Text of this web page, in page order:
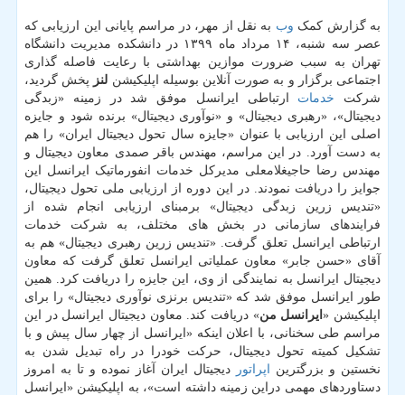
به گزارش کمک وب به نقل از مهر، در مراسم پایانی این ارزیابی که
عصر سه شنبه، ۱۴ مرداد ماه ۱۳۹۹ در دانشکده مدیریت دانشگاه
تهران به سبب ضرورت موازین بهداشتی با رعایت فاصله گذاری
اجتماعی برگزار و به صورت آنلاین بوسیله اپلیکیشن لنز پخش گردید،
شرکت خدمات ارتباطی ایرانسل موفق شد در زمینه «زبدگی
دیجیتال»، «رهبری دیجیتال» و «نوآوری دیجیتال» برنده شود و جایزه
اصلی این ارزیابی با عنوان «جایزه سال تحول دیجیتال ایران» را هم
به دست آورد. در این مراسم، مهندس باقر صمدی معاون دیجیتال و
مهندس رضا حاجی‎غلامعلی مدیرکل خدمات انفورماتیک ایرانسل این
جوایز را دریافت نمودند. در این دوره از ارزیابی ملی تحول دیجیتال،
«تندیس زرین زبدگی دیجیتال» برمبنای ارزیابی انجام شده از
فرایندهای سازمانی در بخش های مختلف، به شرکت خدمات
ارتباطی ایرانسل تعلق گرفت. «تندیس زرین رهبری دیجیتال» هم به
آقای «حسن جابر» معاون عملیاتی ایرانسل تعلق گرفت که معاون
دیجیتال ایرانسل به نمایندگی از وی، این جایزه را دریافت کرد. همین
طور ایرانسل موفق شد که «تندیس برنزی نوآوری دیجیتال» را برای
اپلیکیشن «ایرانسل من» دریافت کند. معاون دیجیتال ایرانسل در این
مراسم طی سخنانی، با اعلان اینکه «ایرانسل از چهار سال پیش و با
تشکیل کمیته تحول دیجیتال، حرکت خودرا در راه تبدیل شدن به
نخستین و بزرگترین اپراتور
دیجیتال ایران آغاز نموده و تا به امروز
دستاوردهای مهمی دراین زمینه داشته است»، به اپلیکیشن «ایرانسل